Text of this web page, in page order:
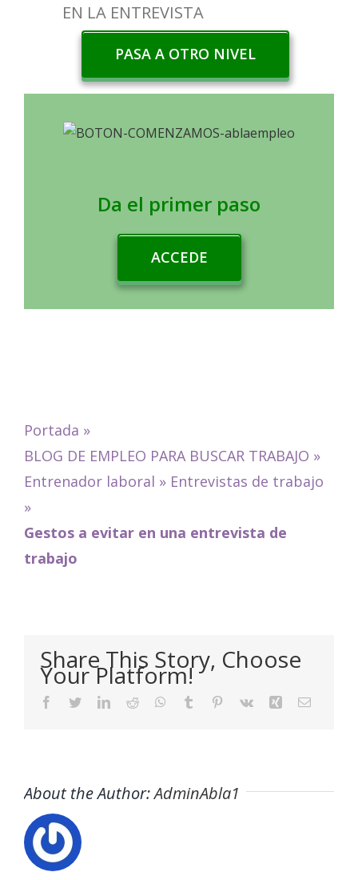
EN LA ENTREVISTA
PASA A OTRO NIVEL
Da el primer paso
ACCEDE
Portada »
BLOG DE EMPLEO PARA BUSCAR TRABAJO »
Entrenador laboral » Entrevistas de trabajo
»
Gestos a evitar en una entrevista de
trabajo
Share This Story, Choose
Your Platform!
Facebook
TwitterLinkedIn
Reddit WhatsApp
Tumblr Pinterest
Vk Xing Email
About the Author:AdminAbla1